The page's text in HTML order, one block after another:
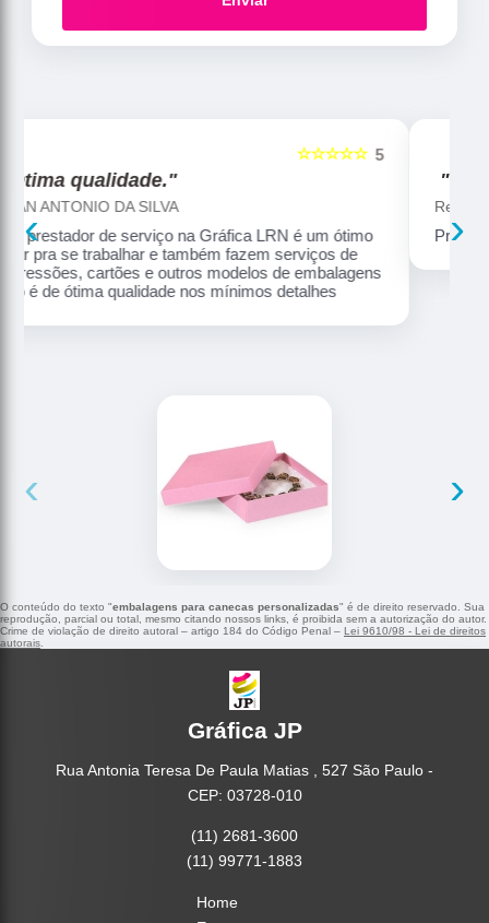
☆☆☆☆☆
"Profissionalismo."
Reginaldo Souza
Profissionalismo e competência no que faz
‹ ›
‹ ›
O conteúdo do texto "embalagens para canecas personalizadas" é de direito reservado. Sua
reprodução, parcial ou total, mesmo citando nossos links, é proibida sem a autorização do autor.
Crime de violação de direito autoral – artigo 184 do Código Penal – Lei 9610/98 - Lei de direitos
autorais
Gráfica JP
Rua Antonia Teresa De Paula Matias , 527 São Paulo -
CEP: 03728-010
(11) 2681-3600
(11) 99771-1883
Home